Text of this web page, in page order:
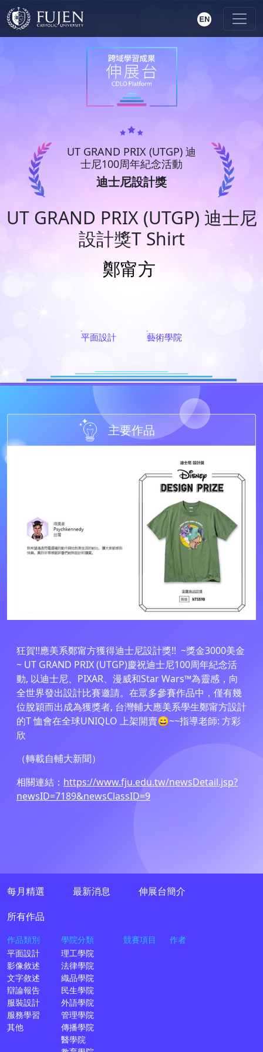
UT GRAND PRIX (UTGP) 迪
士尼100周年紀念活動
迪士尼設計獎
UT GRAND PRIX (UTGP) 迪士尼
設計獎T Shirt
鄭甯方
平面設計 藝術學院
主要作品
狂賀!!應美系鄭甯方獲得迪士尼設計獎!! ~獎金3000美金
~ UT GRAND PRIX (UTGP)慶祝迪士尼100周年紀念活
動, 以迪士尼、PIXAR、漫威和Star Wars™為靈感，向
全世界發出設計比賽邀請。在眾多參賽作品中，僅有幾
位脫穎而出成為獲獎者, 台灣輔大應美系學生鄭甯方設計
的T 恤會在全球UNIQLO 上架開賣😄~~指導老師: 方彩
欣
（轉載自輔大新聞）
相關連結： https://www.fju.edu.tw/newsDetail.jsp?
newsID=7189&newsClassID=9
每月精選
所有作品
作品類別
平面設計
影像敘述
文字敘述
辯論報告
服裝設計
服務學習
其他
學院分類
理工學院
法律學院
織品學院
民生學院
外語學院
管理學院
傳播學院
醫學院
競賽項目 作者
最新消息 伸展台簡介